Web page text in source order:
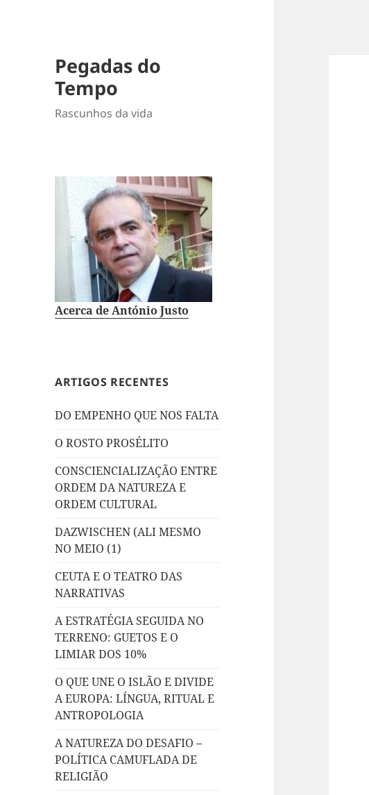
Pegadas do
Tempo
Rascunhos da vida
Acerca de António Justo
ARTIGOS RECENTES
DO EMPENHO QUE NOS FALTA
O ROSTO PROSÉLITO
CONSCIENCIALIZAÇÃO ENTRE
ORDEM DA NATUREZA E
ORDEM CULTURAL
DAZWISCHEN (ALI MESMO
NO MEIO (1)
CEUTA E O TEATRO DAS
NARRATIVAS
A ESTRATÉGIA SEGUIDA NO
TERRENO: GUETOS E O
LIMIAR DOS 10%
O QUE UNE O ISLÃO E DIVIDE
A EUROPA: LÍNGUA, RITUAL E
ANTROPOLOGIA
A NATUREZA DO DESAFIO –
POLÍTICA CAMUFLADA DE
RELIGIÃO